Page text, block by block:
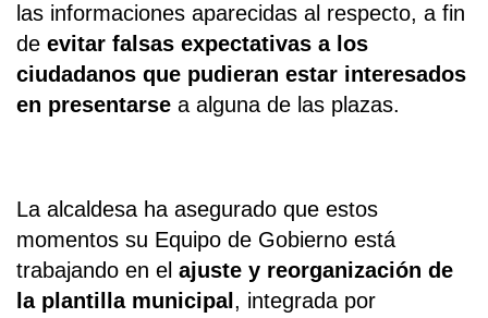
las informaciones aparecidas al respecto, a fin
de evitar falsas expectativas a los
ciudadanos que pudieran estar interesados
en presentarse a alguna de las plazas.
La alcaldesa ha asegurado que estos
momentos su Equipo de Gobierno está
trabajando en el ajuste y reorganización de
la plantilla municipal , integrada por